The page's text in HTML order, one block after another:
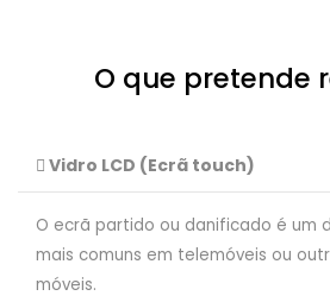
O que pretende
Vidro LCD (Ecrã touch)
O ecrã partido ou danificado é um
mais comuns em telemóveis ou
móveis.